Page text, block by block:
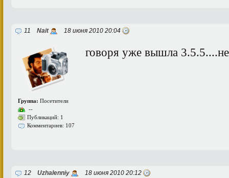
11 Nait 18 июня 2010 20:04
Группа: Посетители
--
Публикаций: 1
Комментариев: 107
говоря уже вышла 3.5.5....не
12 Uzhalenniy 18 июня 2010 20:12